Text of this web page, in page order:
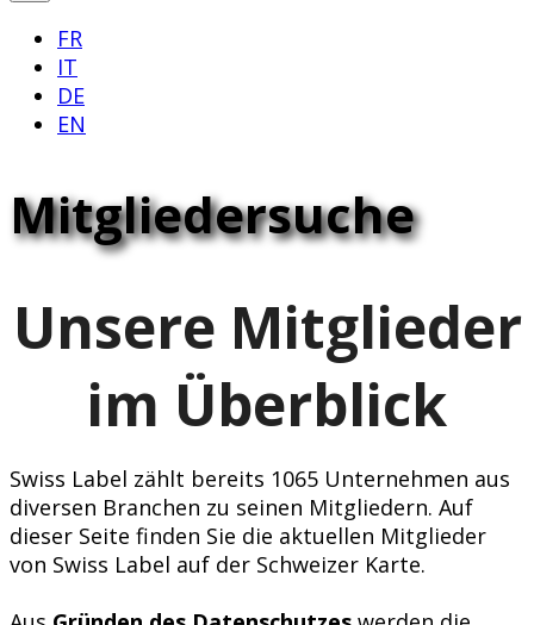
FR
IT
DE
EN
Mitgliedersuche
Unsere Mitglieder
im Überblick
Swiss Label zählt bereits 1065 Unternehmen aus
diversen Branchen zu seinen Mitgliedern. Auf
dieser Seite finden Sie die aktuellen Mitglieder
von Swiss Label auf der Schweizer Karte.